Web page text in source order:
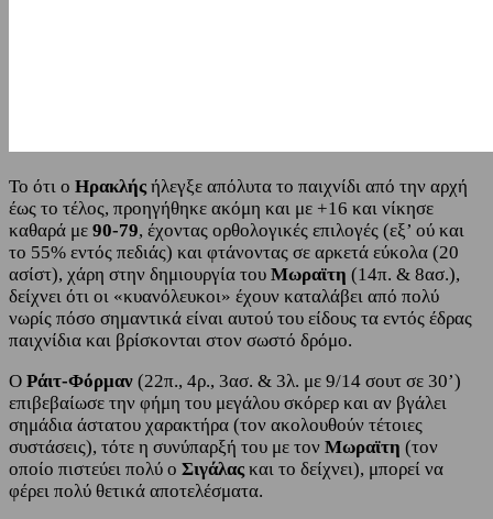
Το ότι ο Ηρακλής ήλεγξε απόλυτα το παιχνίδι από την αρχή
έως το τέλος, προηγήθηκε ακόμη και με +16 και νίκησε
καθαρά με 90-79, έχοντας ορθολογικές επιλογές (εξ’ ού και
το 55% εντός πεδιάς) και φτάνοντας σε αρκετά εύκολα (20
ασίστ), χάρη στην δημιουργία του Μωραϊτη (14π. & 8ασ.),
δείχνει ότι οι «κυανόλευκοι» έχουν καταλάβει από πολύ
νωρίς πόσο σημαντικά είναι αυτού του είδους τα εντός έδρας
παιχνίδια και βρίσκονται στον σωστό δρόμο.
Ο Ράιτ-Φόρμαν (22π., 4ρ., 3ασ. & 3λ. με 9/14 σουτ σε 30’)
επιβεβαίωσε την φήμη του μεγάλου σκόρερ και αν βγάλει
σημάδια άστατου χαρακτήρα (τον ακολουθούν τέτοιες
συστάσεις), τότε η συνύπαρξή του με τον Μωραϊτη (τον
οποίο πιστεύει πολύ ο Σιγάλας και το δείχνει), μπορεί να
φέρει πολύ θετικά αποτελέσματα.